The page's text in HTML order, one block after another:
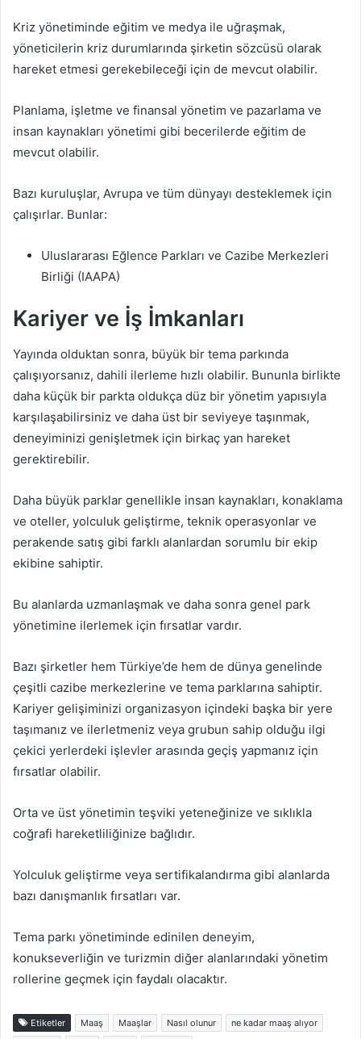
Kriz yönetiminde eğitim ve medya ile uğraşmak,
yöneticilerin kriz durumlarında şirketin sözcüsü olarak
hareket etmesi gerekebileceği için de mevcut olabilir.
Planlama, işletme ve finansal yönetim ve pazarlama ve
insan kaynakları yönetimi gibi becerilerde eğitim de
mevcut olabilir.
Bazı kuruluşlar, Avrupa ve tüm dünyayı desteklemek için
çalışırlar. Bunlar:
Uluslararası Eğlence Parkları ve Cazibe Merkezleri
Birliği (IAAPA)
Kariyer ve İş İmkanları
Yayında olduktan sonra, büyük bir tema parkında
çalışıyorsanız, dahili ilerleme hızlı olabilir. Bununla birlikte
daha küçük bir parkta oldukça düz bir yönetim yapısıyla
karşılaşabilirsiniz ve daha üst bir seviyeye taşınmak,
deneyiminizi genişletmek için birkaç yan hareket
gerektirebilir.
Daha büyük parklar genellikle insan kaynakları, konaklama
ve oteller, yolculuk geliştirme, teknik operasyonlar ve
perakende satış gibi farklı alanlardan sorumlu bir ekip
ekibine sahiptir.
Bu alanlarda uzmanlaşmak ve daha sonra genel park
yönetimine ilerlemek için fırsatlar vardır.
Bazı şirketler hem Türkiye’de hem de dünya genelinde
çeşitli cazibe merkezlerine ve tema parklarına sahiptir.
Kariyer gelişiminizi organizasyon içindeki başka bir yere
taşımanız ve ilerletmeniz veya grubun sahip olduğu ilgi
çekici yerlerdeki işlevler arasında geçiş yapmanız için
fırsatlar olabilir.
Orta ve üst yönetimin teşviki yeteneğinize ve sıklıkla
coğrafi hareketliliğinize bağlıdır.
Yolculuk geliştirme veya sertifikalandırma gibi alanlarda
bazı danışmanlık fırsatları var.
Tema parkı yönetiminde edinilen deneyim,
konukseverliğin ve turizmin diğer alanlarındaki yönetim
rollerine geçmek için faydalı olacaktır.
Etiketler Maaş Maaşlar Nasıl olunur ne kadar maaş alıyor